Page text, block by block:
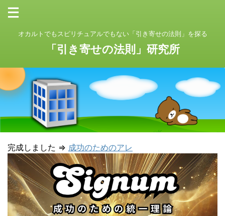
オカルトでもスピリチュアルでもない「引き寄せの法則」を探る
「引き寄せの法則」研究所
完成しました ⇒ 成功のためのアレ